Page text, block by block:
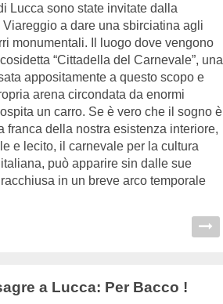
Lucca sono state invitate dalla
a dare una sbirciatina agli
monumentali. Il luogo dove vengono
“Cittadella del Carnevale”, una
appositamente a questo scopo e
arena circondata da enormi
un carro. Se è vero che il sogno è
franca della nostra esistenza interiore,
e lecito, il carnevale per la cultura
può apparire sin dalle sue
in un breve arco temporale
a Lucca: Per Bacco !